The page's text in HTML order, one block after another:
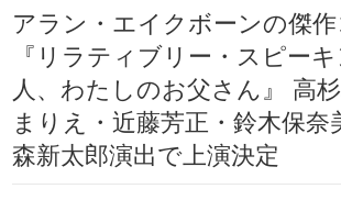
アラン・エイクボーンの傑作
『リラティブリー・スピー
人、わたしのお父さん』 高
まりえ・近藤芳正・鈴木保奈
森新太郎演出で上演決定